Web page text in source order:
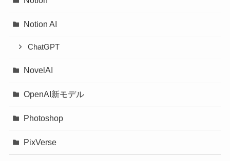
Notion AI
ChatGPT
NovelAI
OpenAI新モデル
Photoshop
PixVerse